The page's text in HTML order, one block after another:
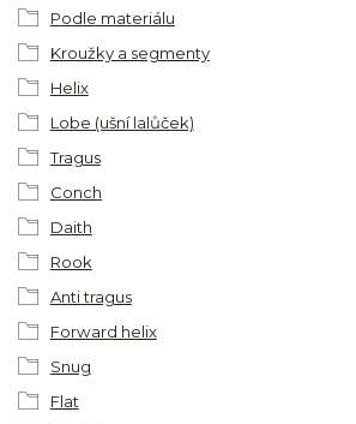
Podle materiálu
Kroužky a segmenty
Helix
Lobe (ušní lalůček)
Tragus
Conch
Daith
Rook
Anti tragus
Forward helix
Snug
Flat